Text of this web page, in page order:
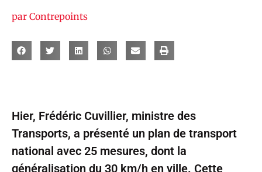
par Contrepoints
Hier, Frédéric Cuvillier, ministre des
Transports, a présenté un plan de transport
national avec 25 mesures, dont la
généralisation du 30 km/h en ville. Cette